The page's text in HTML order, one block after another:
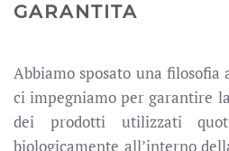
GARANTITA
Abbiamo sposato una filosofia
ci impegniamo per garantire
dei prodotti utilizzati
biologicamente all’interno